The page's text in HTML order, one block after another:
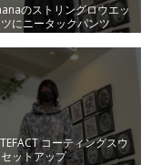
のストリングロウエッ
にニータックパンツ
コーティングスウ
ットアップ